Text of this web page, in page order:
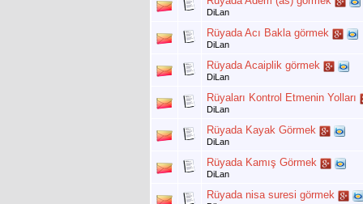
DiLan
Rüyada Acı Bakla görmek
DiLan
Rüyada Acaiplik görmek
DiLan
Rüyaları Kontrol Etmenin Yolları
DiLan
Rüyada Kayak Görmek
DiLan
Rüyada Kamış Görmek
DiLan
Rüyada nisa suresi görmek